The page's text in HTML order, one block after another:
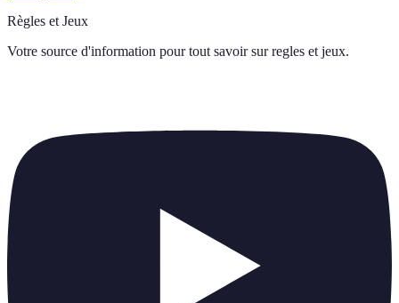
Règles et Jeux
Votre source d'information pour tout savoir sur regles et jeux.